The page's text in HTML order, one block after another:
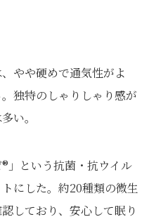
やや硬めで通気性がよ
独特のしゃりしゃり感が
い。
」という抗菌・抗ウイル
にした。約20種類の微生
しており、安心して眠り